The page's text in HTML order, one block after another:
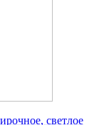
светлое